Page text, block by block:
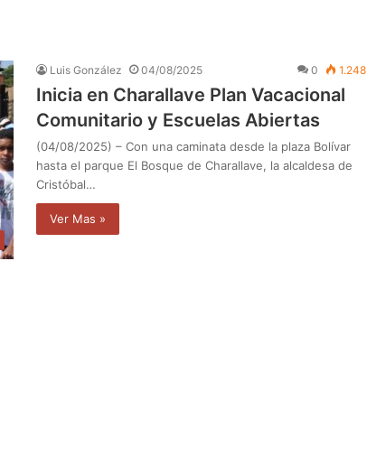
Luis González 04/08/2025 0 1.248
Inicia en Charallave Plan Vacacional
Comunitario y Escuelas Abiertas
(04/08/2025) – Con una caminata desde la plaza Bolívar
hasta el parque El Bosque de Charallave, la alcaldesa de
Cristóbal…
Ver Mas »